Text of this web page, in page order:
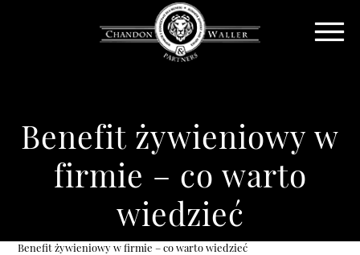
Benefit żywieniowy w
firmie – co warto
wiedzieć
Benefit żywieniowy w firmie – co warto wiedzieć